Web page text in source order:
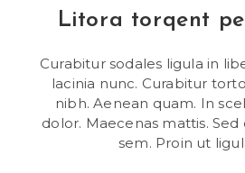
Litora torqent
Curabitur sodales ligula in
lacinia nunc. Curabitur
nibh. Aenean quam. In
dolor. Maecenas mattis. Sed
sem. Proin ut